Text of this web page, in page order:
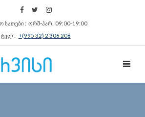
სათები : ორშ‑პარ. 09:00‑19:00
ტელ : +(995 32) 2 306 206